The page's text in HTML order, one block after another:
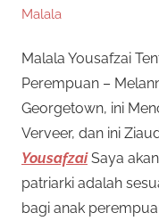
Malala
Malala Yousafzai
Perempuan –
Georgetown, ini
Verveer, dan ini
YousafzaiSaya
patriarki adalah
bagi anak